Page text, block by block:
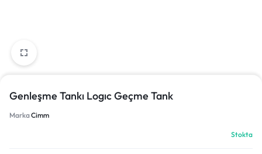
Genleşme Tankı Logıc Geçme Tank
MarkaCimm
Stokta